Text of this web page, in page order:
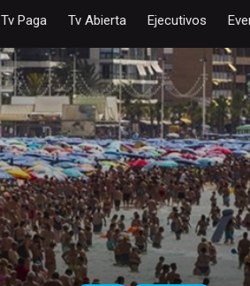
Tv Paga Tv Abierta Ejecutivos